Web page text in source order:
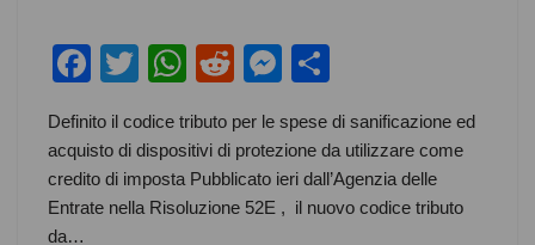
F
c
e
b
T
tt
er
W
at
s
A
R
d
di
t
M
ss
e
n
ar
e
Definito il codice tributo per le spese di sanificazione ed
acquisto di dispositivi di protezione da utilizzare come
credito di imposta Pubblicato ieri dall’Agenzia delle
Entrate nella Risoluzione 52E , il nuovo codice tributo
da…